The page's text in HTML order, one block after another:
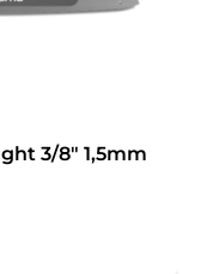
3/8″ 1,5mm